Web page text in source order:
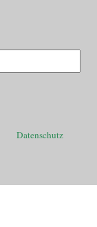
Datenschutz